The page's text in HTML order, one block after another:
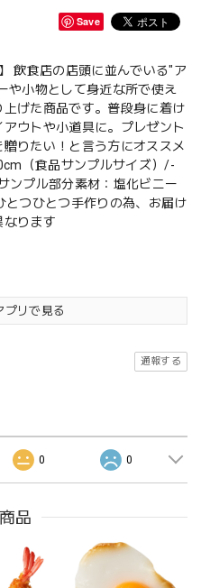
Save
飲食店の店頭に並んでいる"ア
や小物として身近な所で使え
げた商品です。普段身に着け
ウトや小道具に。プレゼント
りたい！と言う方にオススメ
（食品サンプルサイズ）/-
ンプル部分素材：塩化ビニー
とつひとつ手作りの為、お届け
なります
プリで見る
通報する
0 0
品